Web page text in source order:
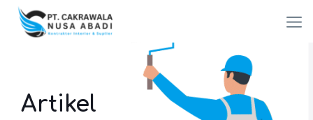
Artikel